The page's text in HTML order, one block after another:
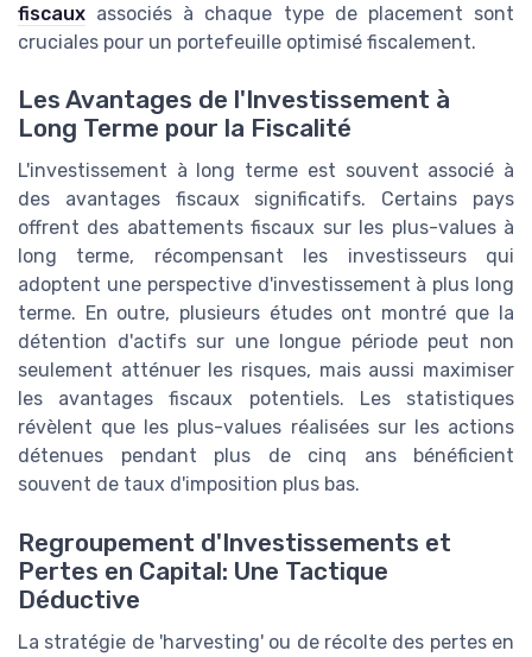
fiscaux associés à chaque type de placement sont
cruciales pour un portefeuille optimisé fiscalement.
Les Avantages de l'Investissement à
Long Terme pour la Fiscalité
L'investissement à long terme est souvent associé à
des avantages fiscaux significatifs. Certains pays
offrent des abattements fiscaux sur les plus-values à
long terme, récompensant les investisseurs qui
adoptent une perspective d'investissement à plus long
terme. En outre, plusieurs études ont montré que la
détention d'actifs sur une longue période peut non
seulement atténuer les risques, mais aussi maximiser
les avantages fiscaux potentiels. Les statistiques
révèlent que les plus-values réalisées sur les actions
détenues pendant plus de cinq ans bénéficient
souvent de taux d'imposition plus bas.
Regroupement d'Investissements et
Pertes en Capital: Une Tactique
Déductive
La stratégie de 'harvesting' ou de récolte des pertes en